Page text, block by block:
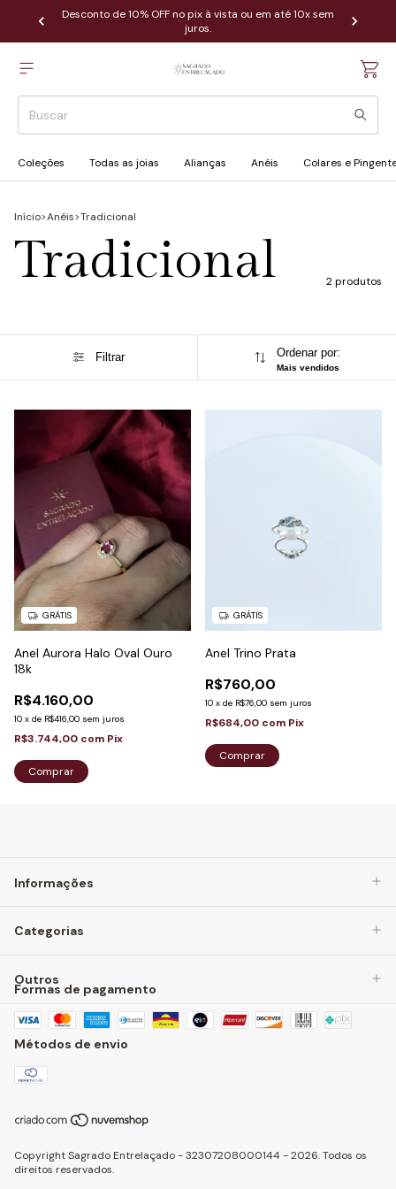
Desconto de 10% OFF no pix à vista ou em até 10x sem
juros.
Coleções Todas as joias Alianças Anéis Colares e
Início>Anéis>Tradicional
Tradicional 2 produtos
Filtrar Ordenar por:
Mais vendidos
1/
GRÁTIS
Anel Aurora Halo Oval Ouro
18k
R$4.160,00
10 x de R$416,00 sem juros
R$3.744,00 com Pix
Comprar
GRÁTIS
Anel Trino Prata
R$760,00
10 x de R$76,00 sem juros
R$684,00 com Pix
Comprar
Informações
Categorias
Outros
Formas de pagamento
Métodos de envio
Copyright Sagrado Entrelaçado - 32307208000144 - 2026. Todos os
direitos reservados.